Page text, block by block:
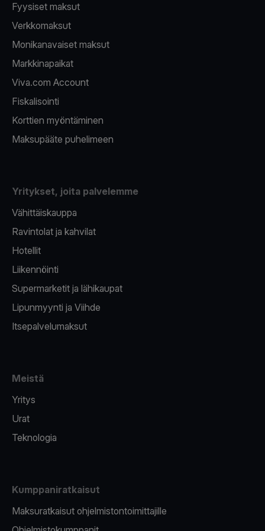
Fyysiset maksut
Verkkomaksut
Monikanavaiset maksut
Markkinapaikat
Viva.com Account
Fiskalisointi
Korttien myöntäminen
Maksupääte puhelimeen
Yritykset, joita palvelemme
Vähittäiskauppa
Ravintolat ja kahvilat
Hotellit
Liikennöinti
Supermarketit ja lähikaupat
Lipunmyynti ja Viihde
Itsepalvelumaksut
Meistä
Yritys
Urat
Teknologia
Kumppaniratkaisut
Maksuratkaisut ohjelmistontoimittajille